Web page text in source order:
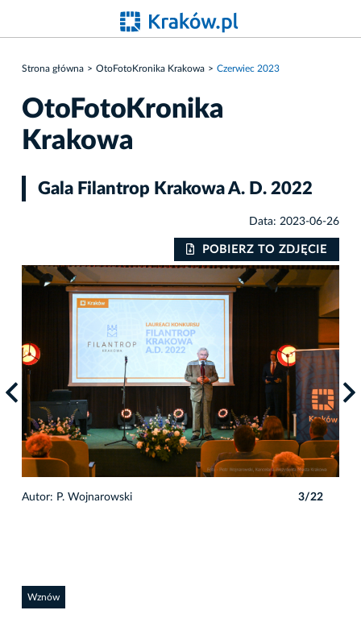
Strona główna OtoFotoKronika Krakowa Czerwiec 2023
OtoFotoKronika
Krakowa
Gala Filantrop Krakowa A. D. 2022
Data: 2023-06-26
POBIERZ TO ZDJĘCIE
Autor: P. Wojnarowski 3/22
Wznów